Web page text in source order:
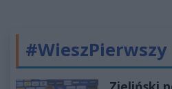
#WieszPierwszy